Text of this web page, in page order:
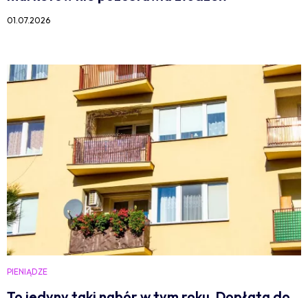
01.07.2026
PIENIĄDZE